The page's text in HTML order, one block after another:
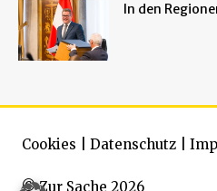
In den
© Zur Sache 2026
Cookies Datenschutz